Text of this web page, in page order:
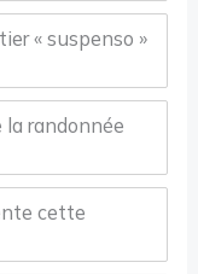
« suspenso »
la randonnée
cette